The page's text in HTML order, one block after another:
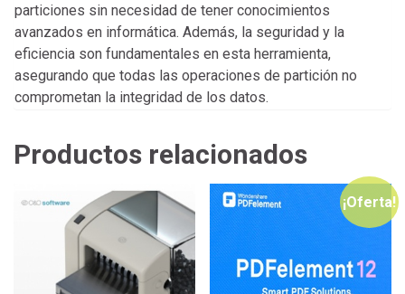
particiones sin necesidad de tener conocimientos
avanzados en informática. Además, la seguridad y la
eficiencia son fundamentales en esta herramienta,
asegurando que todas las operaciones de partición no
comprometan la integridad de los datos.
Productos relacionados
¡Oferta!